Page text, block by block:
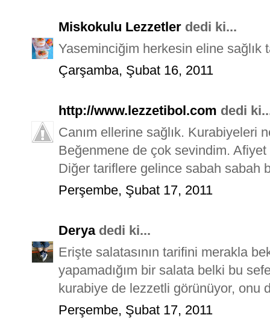
Miskokulu Lezzetler dedi ki...
Yaseminciğim herkesin eline
Çarşamba, Şubat 16, 2011
http://www.lezzetibol.com dedi
Canım ellerine sağlık. Kurabiyeleri
Beğenmene de çok sevindim.
Diğer tariflere gelince sabah sabah
Perşembe, Şubat 17, 2011
Derya dedi ki...
Erişte salatasının tarifini merakla
yapamadığım bir salata belki bu
kurabiye de lezzetli görünüyor, onu
Perşembe, Şubat 17, 2011